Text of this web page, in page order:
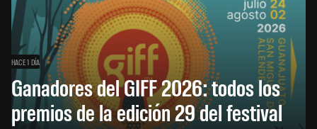
HACE 1 DÍA
Ganadores del GIFF 2026: todos los
premios de la edición 29 del festival